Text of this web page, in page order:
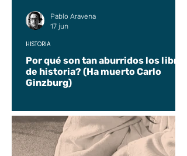
Por qué son tan aburridos los libros
de historia? (Ha muerto Carlo
Ginzburg)
HISTORIA
Pablo Aravena
17 jun